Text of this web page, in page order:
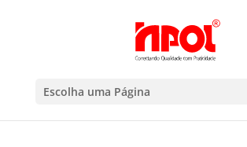
Escolha uma Página